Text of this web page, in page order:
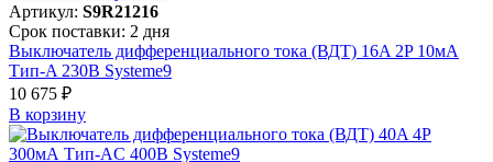
Артикул: S9R21216
Срок поставки: 2 дня
Выключатель дифференциального тока (ВДТ) 16A 2P 10мА
Тип-A 230В Systeme9
10 675 ₽
В корзинy